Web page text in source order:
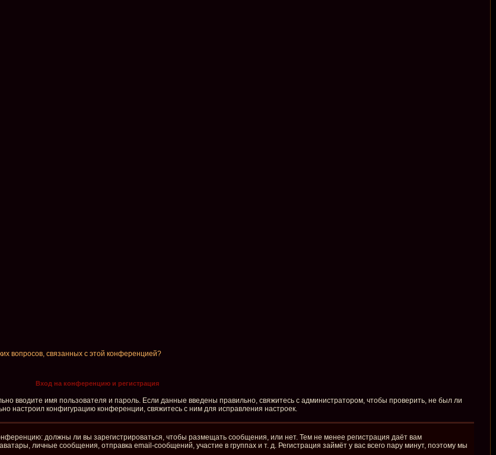
вопросов, связанных с этой конференцией?
Вход на конференцию и регистрация
вводите имя пользователя и пароль. Если данные введены правильно, свяжитесь с администратором, чтобы проверить, не был ли
настроил конфигурацию конференции, свяжитесь с ним для исправления настроек.
должны ли вы зарегистрироваться, чтобы размещать сообщения, или нет. Тем не менее регистрация даёт вам
личные сообщения, отправка email-сообщений, участие в группах и т. д. Регистрация займёт у вас всего пару минут, поэтому мы